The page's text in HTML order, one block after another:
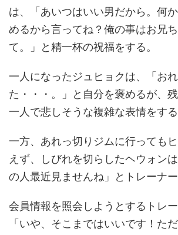
は、
「あいつはいい男だから。何
めるから言ってね？俺の事はお兄
て。」 と精一杯の祝福をする。
一人になったジュヒョクは、
「お
た・・・。」 と自分を褒めるが、
一人で悲しそうな複雑な表情をする
一方、あれっ切りジムに行っても
えず、しびれを切らしたヘウォンは
の人最近見ませんね」 とトレーナ
会員情報を照会しようとするトレー
「いや、そこまではいいです！た